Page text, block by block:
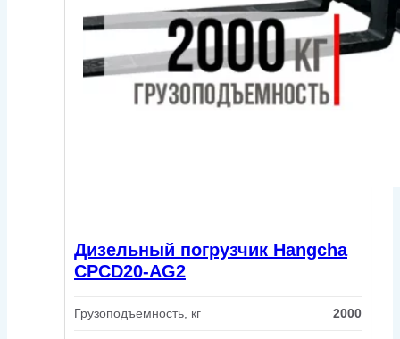
Дизельный погрузчик Hangcha
CPCD20-AG2
Грузоподъемность, кг 2000